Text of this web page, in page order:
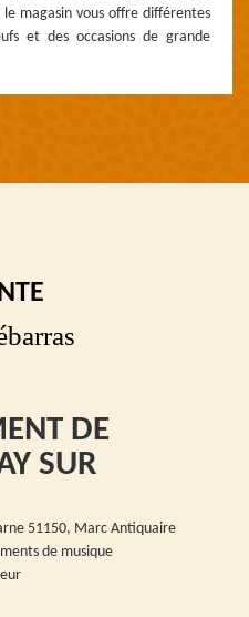
le magasin vous offre différentes
et des occasions de grande
DE
SUR
51150, Marc Antiquaire
de musique